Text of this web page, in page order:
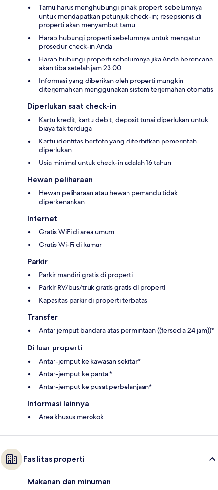
Tamu harus menghubungi pihak properti sebelumnya
untuk mendapatkan petunjuk check-in; resepsionis di
properti akan menyambut tamu
Harap hubungi properti sebelumnya untuk mengatur
prosedur check-in Anda
Harap hubungi properti sebelumnya jika Anda berencana
akan tiba setelah jam 23.00
Informasi yang diberikan oleh properti mungkin
diterjemahkan menggunakan sistem terjemahan otomatis
Diperlukan saat check-in
Kartu kredit, kartu debit, deposit tunai diperlukan untuk
biaya tak terduga
Kartu identitas berfoto yang diterbitkan pemerintah
diperlukan
Usia minimal untuk check-in adalah 16 tahun
Hewan peliharaan
Hewan peliharaan atau hewan pemandu tidak
diperkenankan
Internet
Gratis WiFi di area umum
Gratis Wi-Fi di kamar
Parkir
Parkir mandiri gratis di properti
Parkir RV/bus/truk gratis gratis di properti
Kapasitas parkir di properti terbatas
Transfer
Antar jemput bandara atas permintaan ((tersedia 24 jam))*
Di luar properti
Antar-jemput ke kawasan sekitar*
Antar-jemput ke pantai*
Antar-jemput ke pusat perbelanjaan*
Informasi lainnya
Area khusus merokok
Fasilitas properti
Makanan dan minuman